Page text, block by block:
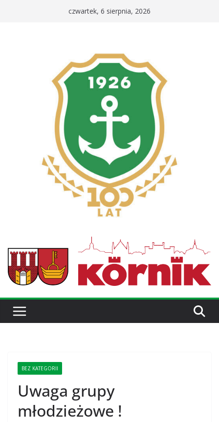
czwartek, 6 sierpnia, 2026
BEZ KATEGORII
Uwaga grupy
młodzieżowe !